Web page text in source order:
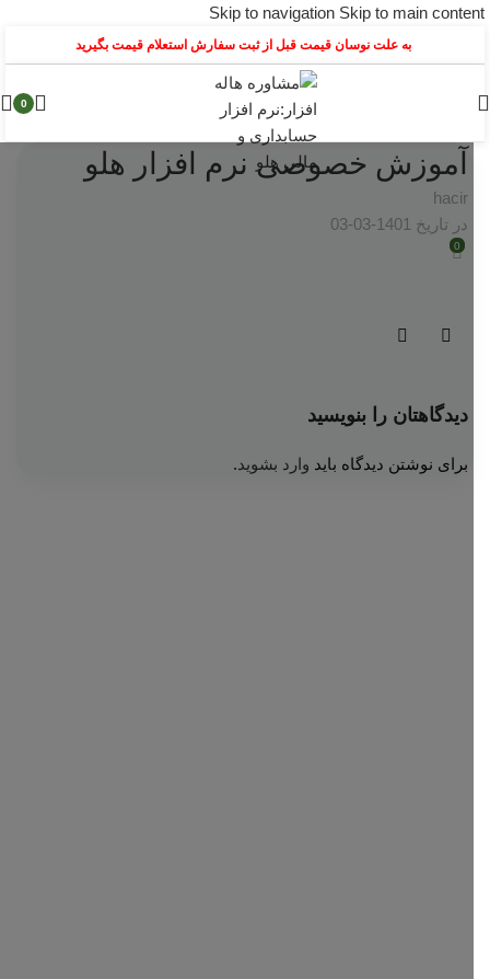
Skip to navigation Skip to main content
به علت نوسان قیمت قبل از ثبت سفارش استعلام قیمت بگیرید
0
آموزش خصوصی نرم افزار هلو
hacir
در تاریخ 1401-03-03
0
دیدگاهتان را بنویسید
برای نوشتن دیدگاه باید وارد بشوید .